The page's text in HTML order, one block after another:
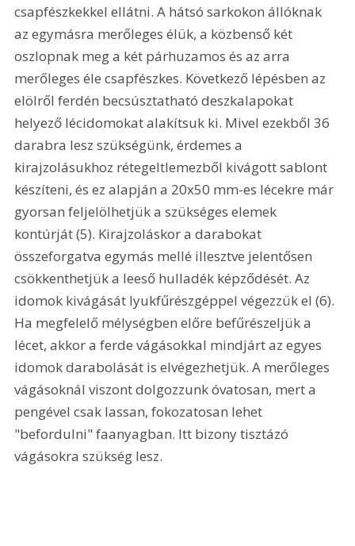
csapfészkekkel ellátni. A hátsó sarkokon állóknak
az egymásra merőleges élük, a közbenső két
oszlopnak meg a két párhuzamos és az arra
merőleges éle csapfészkes. Következő lépésben az
elölről ferdén becsúsztatható deszkalapokat
helyező lécidomokat alakítsuk ki. Mivel ezekből 36
darabra lesz szükségünk, érdemes a
kirajzolásukhoz rétegeltlemezből kivágott sablont
készíteni, és ez alapján a 20x50 mm-es lécekre már
gyorsan feljelölhetjük a szükséges elemek
kontúrját (5). Kirajzoláskor a darabokat
összeforgatva egymás mellé illesztve jelentősen
csökkenthetjük a leeső hulladék képződését. Az
idomok kivágását lyukfűrészgéppel végezzük el (6).
Ha megfelelő mélységben előre befűrészeljük a
lécet, akkor a ferde vágásokkal mindjárt az egyes
idomok darabolását is elvégezhetjük. A merőleges
vágásoknál viszont dolgozzunk óvatosan, mert a
pengével csak lassan, fokozatosan lehet
"befordulni" faanyagban. Itt bizony tisztázó
vágásokra szükség lesz.